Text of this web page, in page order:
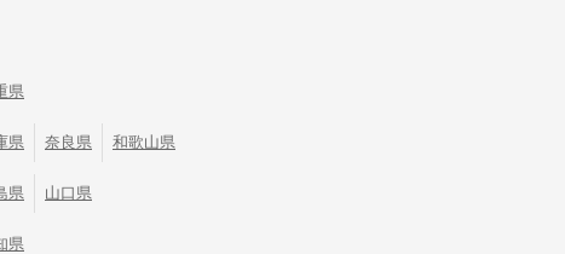
県
県 奈良県 和歌山県
県 山口県
県